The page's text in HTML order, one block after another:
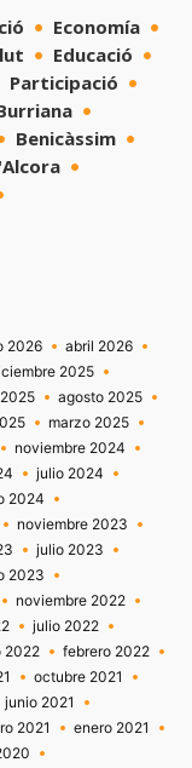
Economía
Educació
Participació
Benicàssim
2026
abril 2026
2025
agosto 2025
marzo 2025
noviembre 2024
julio 2024
2024
noviembre 2023
julio 2023
2023
noviembre 2022
julio 2022
2022
febrero 2022
octubre 2021
junio 2021
2021
enero 2021